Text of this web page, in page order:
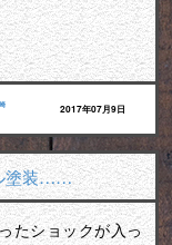
2017年07月9日
塗装……
たショックが入っ